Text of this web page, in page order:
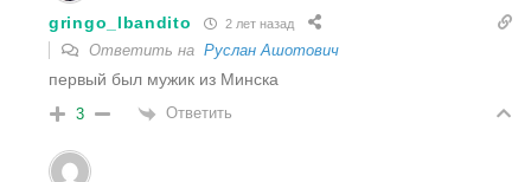
gringo_lbandito 2 лет назад
Ответить на Руслан Ашотович
первый был мужик из Минска
3 Ответить